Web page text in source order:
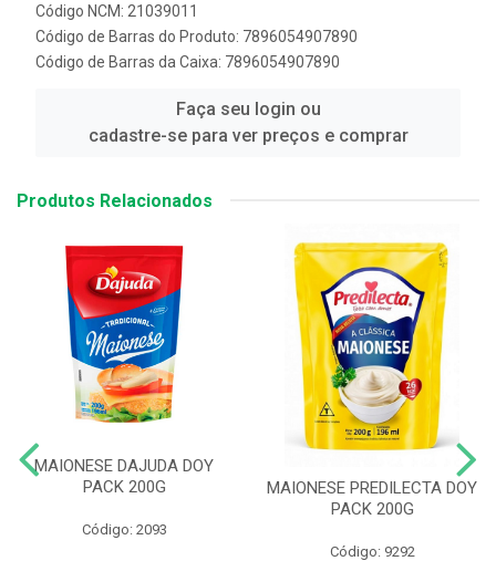
Código NCM: 21039011
Código de Barras do Produto: 7896054907890
Código de Barras da Caixa: 7896054907890
Faça seu login ou
cadastre-se para ver preços e comprar
Produtos Relacionados
MAIONESE DAJUDA DOY
PACK 200G
Código: 2093
MAIONESE PREDILECTA DOY
PACK 200G
Código: 9292